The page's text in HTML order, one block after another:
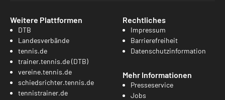
Weitere Plattformen
DTB
Landesverbände
tennis.de
trainer.tennis.de (DTB)
vereine.tennis.de
schiedsrichter.tennis.de
tennistrainer.de
Rechtliches
Impressum
Barrierefreiheit
Datenschutzinformation
Mehr Informationen
Presseservice
Jobs